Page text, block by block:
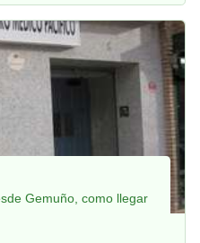
Gemuño, como llegar